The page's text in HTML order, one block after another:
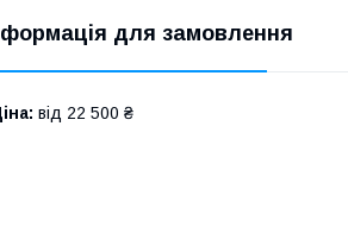
для замовлення
від 22 500 ₴